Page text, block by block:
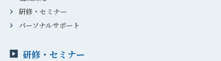
研修・セミナー
パーソナルサポート
研修・セミナー